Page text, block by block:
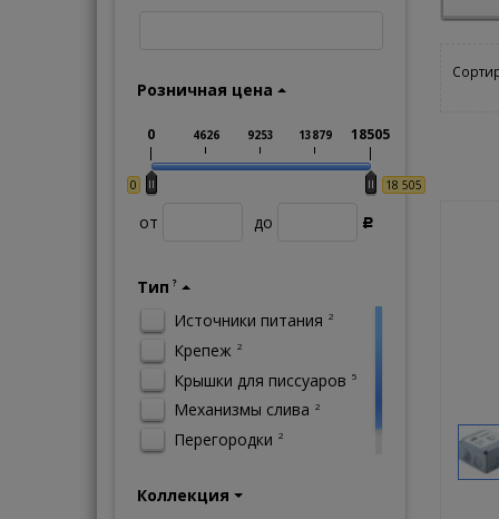
Розничная цена
0 18 505
0 4626 9253 13879 18505
от до Р
Тип ?
Источники питания 2
Крепеж 2
Крышки для писсуаров 5
Механизмы слива 2
Перегородки 2
Коллекция